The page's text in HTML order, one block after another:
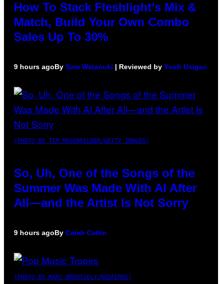
How To Stack Fleshlight’s Mix &
Match, Build Your Own Combo
Sales Up To 30%
9 hours agoBy Sam Watanuki | Reviewed by Ysolt Usigan
(PHOTO BY TIM MOSENFELDER/GETTY IMAGES)
So, Uh, One of the Songs of the
Summer Was Made With AI After
All—and the Artist Is Not Sorry
9 hours agoBy Caleb Catlin
(PHOTO BY MARC BROUSSELY/REDFERNS)